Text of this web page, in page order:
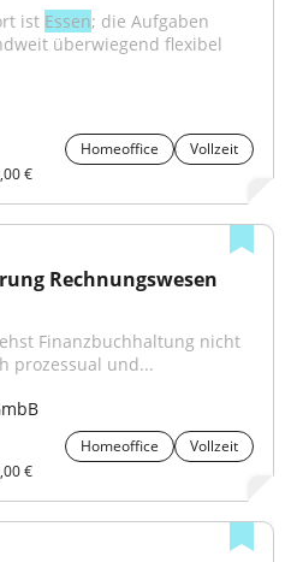
ist Essen; die Aufgaben
überwiegend flexibel
Homeoffice
Vollzeit
€
Rechnungswesen
Finanzbuchhaltung nicht
prozessual und...
Homeoffice
Vollzeit
€